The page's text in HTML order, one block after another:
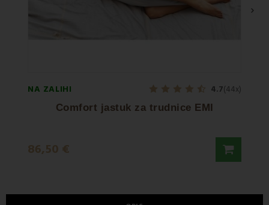
NA ZALIHI 4.7(44x)
Comfort jastuk za trudnice EMI
86,50 €
›